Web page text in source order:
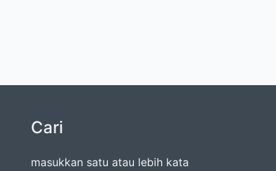
Cari
masukkan satu atau lebih kata